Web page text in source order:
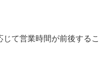
て営業時間が前後するこ